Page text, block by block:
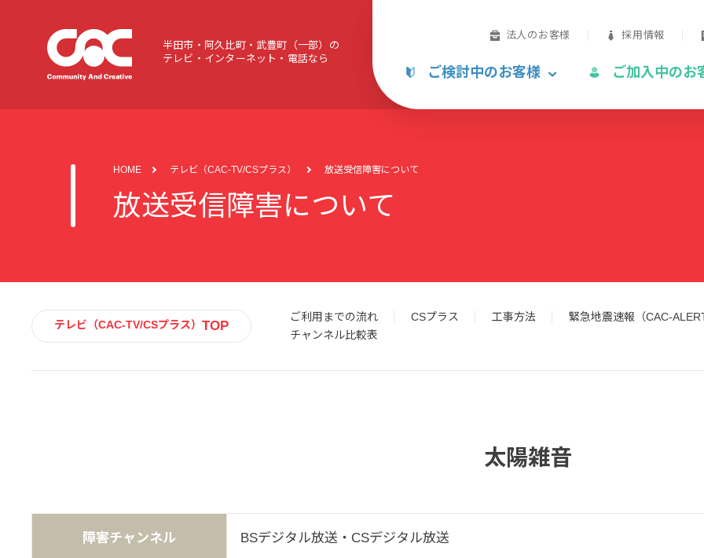
半田市・阿久比町・武豊町（一部）の
テレビ・インターネット・電話なら
法人のお客様 採用情報
ご検討中のお客様 ご加入中のお
HOME テレビ（CAC-TV/CSプラス） 放送受信障害について
放送受信障害について
テレビ（CAC-TV/CSプラス） TOP
ご利用までの流れ CSプラス 工事方法
緊急地震速報（CAC-
チャンネル比較表
太陽雑音
障害チャンネル BSデジタル放送・CSデジタル放送